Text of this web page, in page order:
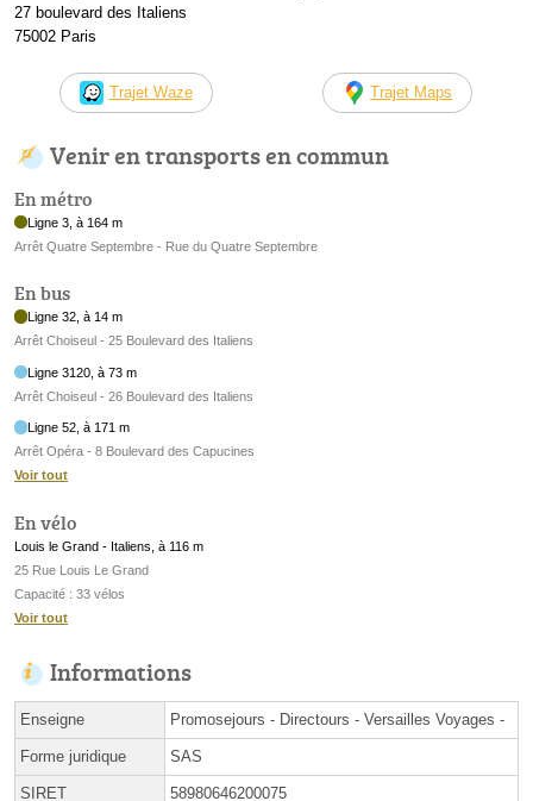
27 boulevard des Italiens
75002 Paris
Trajet Waze Trajet Maps
Venir en transports en commun
En métro
Ligne 3, à 164 m
Arrêt Quatre Septembre - Rue du Quatre Septembre
En bus
Ligne 32, à 14 m
Arrêt Choiseul - 25 Boulevard des Italiens
Ligne 3120, à 73 m
Arrêt Choiseul - 26 Boulevard des Italiens
Ligne 52, à 171 m
Arrêt Opéra - 8 Boulevard des Capucines
Voir tout
En vélo
Louis le Grand - Italiens, à 116 m
25 Rue Louis Le Grand
Capacité : 33 vélos
Voir tout
Informations
Enseigne Promosejours - Directours - Versailles Voyages -
Forme juridique SAS
SIRET 58980646200075